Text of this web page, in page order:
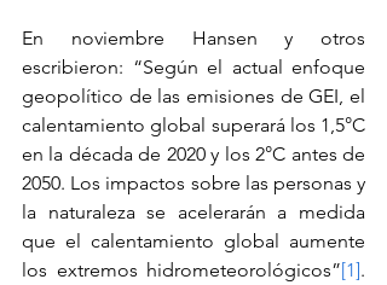
En noviembre Hansen y otros
escribieron: “Según el actual enfoque
geopolítico de las emisiones de GEI, el
calentamiento global superará los 1,5°C
en la década de 2020 y los 2°C antes de
2050. Los impactos sobre las personas y
la naturaleza se acelerarán a medida
que el calentamiento global aumente
los extremos hidrometeorológicos”[1].